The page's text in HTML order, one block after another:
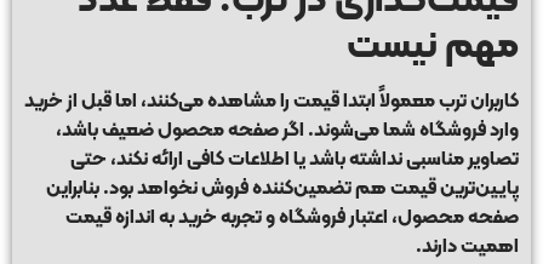
مهم نیست
کاربران ترب معمولاً ابتدا قیمت را مشاهده می‌کنند، اما قبل از خرید
وارد فروشگاه شما می‌شوند. اگر صفحه محصول ضعیف باشد،
تصاویر مناسبی نداشته باشد یا اطلاعات کافی ارائه نکند، حتی
پایین‌ترین قیمت هم تضمین‌کننده فروش نخواهد بود. بنابراین
صفحه محصول، اعتبار فروشگاه و تجربه خرید به اندازه قیمت
اهمیت دارند.